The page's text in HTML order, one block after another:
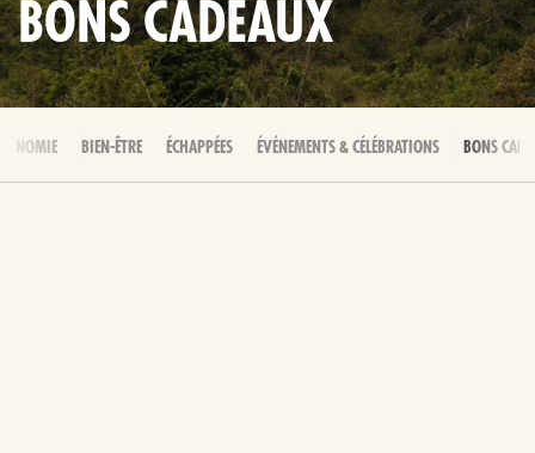
BONS CADEAUX
BIEN-ÊTRE ÉCHAPPÉES ÉVÉNEMENTS & CÉLÉBRATIONS BONS